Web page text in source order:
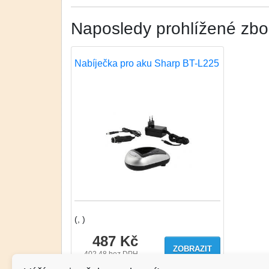
Naposledy prohlížené
Nabíječka pro aku Sharp BT-L225
(, )
487 Kč
402.48 bez DPH
ZOBRAZIT